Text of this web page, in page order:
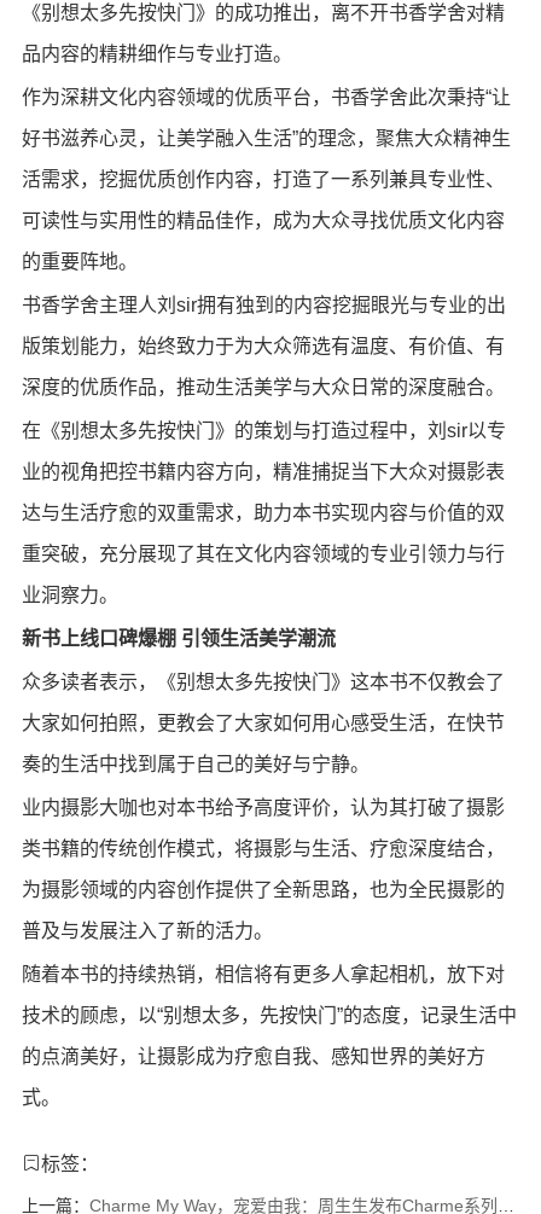
《别想太多先按快门》的成功推出，离不开书香学舍对精
品内容的精耕细作与专业打造。
作为深耕文化内容领域的优质平台，书香学舍此次秉持“让
好书滋养心灵，让美学融入生活”的理念，聚焦大众精神生
活需求，挖掘优质创作内容，打造了一系列兼具专业性、
可读性与实用性的精品佳作，成为大众寻找优质文化内容
的重要阵地。
书香学舍主理人刘sir拥有独到的内容挖掘眼光与专业的出
版策划能力，始终致力于为大众筛选有温度、有价值、有
深度的优质作品，推动生活美学与大众日常的深度融合。
在《别想太多先按快门》的策划与打造过程中，刘sir以专
业的视角把控书籍内容方向，精准捕捉当下大众对摄影表
达与生活疗愈的双重需求，助力本书实现内容与价值的双
重突破，充分展现了其在文化内容领域的专业引领力与行
业洞察力。
新书上线口碑爆棚 引领生活美学潮流
众多读者表示，《别想太多先按快门》这本书不仅教会了
大家如何拍照，更教会了大家如何用心感受生活，在快节
奏的生活中找到属于自己的美好与宁静。
业内摄影大咖也对本书给予高度评价，认为其打破了摄影
类书籍的传统创作模式，将摄影与生活、疗愈深度结合，
为摄影领域的内容创作提供了全新思路，也为全民摄影的
普及与发展注入了新的活力。
随着本书的持续热销，相信将有更多人拿起相机，放下对
技术的顾虑，以“别想太多，先按快门”的态度，记录生活中
的点滴美好，让摄影成为疗愈自我、感知世界的美好方
式。
标签：
上一篇： Charme My Way，宠爱由我：周生生发布Charme系列新品，携手品牌灵动代言人田曦薇